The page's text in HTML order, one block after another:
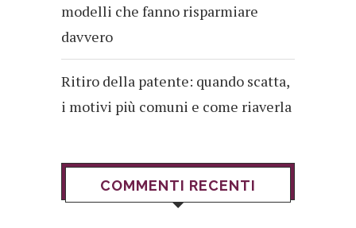
modelli che fanno risparmiare
davvero
Ritiro della patente: quando scatta,
i motivi più comuni e come riaverla
COMMENTI RECENTI